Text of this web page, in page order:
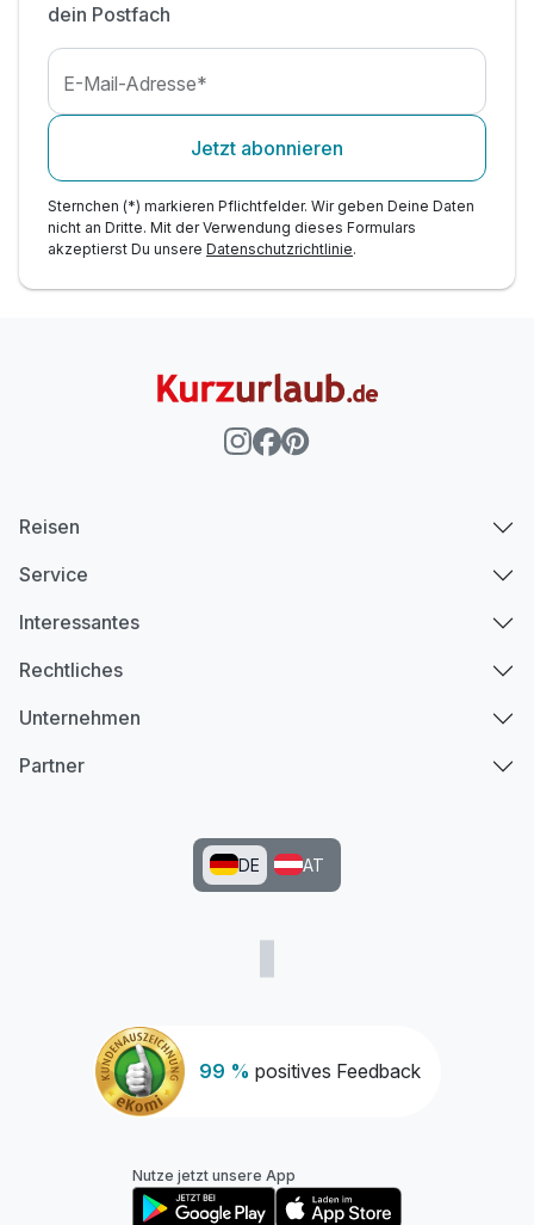
dein Postfach
E-Mail-Adresse*
Jetzt abonnieren
Sternchen (*) markieren Pflichtfelder. Wir geben Deine Daten
nicht an Dritte. Mit der Verwendung dieses Formulars
akzeptierst Du unsere Datenschutzrichtlinie.
99 % positives Feedback
Reisen
Service
Interessantes
Rechtliches
Unternehmen
Partner
DE AT
Nutze jetzt unsere App